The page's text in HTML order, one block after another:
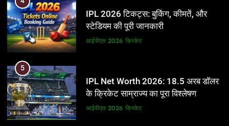
IPL 2026 टिकट्स: बुकिंग, कीमतें, और
स्टेडियम की पूरी जानकारी
आईपीएल 2026 क्रिकेट
5
IPL Net Worth 2026: 18.5 अरब डॉलर
के क्रिकेट साम्राज्य का पूरा विश्लेषण
आईपीएल 2026 क्रिकेट